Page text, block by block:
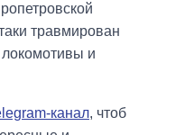
травмирован
и
канал, чтоб